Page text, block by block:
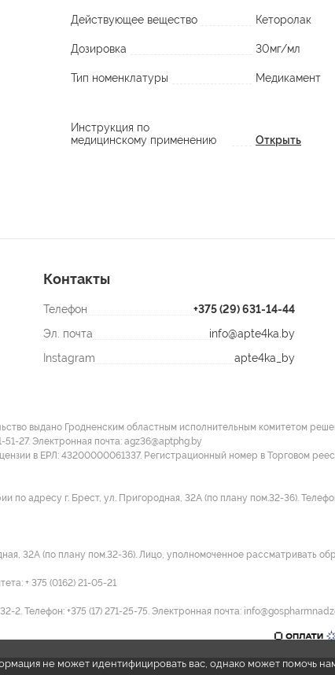
Действующее вещество Кеторолак
Дозировка 30мг/мл
Тип номенклатуры Медикамент
Инструкция по
медицинскому применению
Открыть
Контакты
Телефон
+375 (29) 631-14-44
Эл. почта
info@apte4ka.by
Instagram
apte4ka_by
выдано Гродненским областным исполнительным комитетом
27. Электронная почта: agz36@aptphg.by
в ЕРЛ: 43200000061337. Регистрационный номер в Торговом
адресу г. Брест, ул. Пригородная, 32А (по плану пом.32-36).
32А (по плану пом.32-36). Лицо, уполномоченное рассматривать
+ 375 (0162) 21-05-21
Телефон: +375 (17) 271-25-75. Электронная почта:
не может идентифицировать вас, однако может помочь